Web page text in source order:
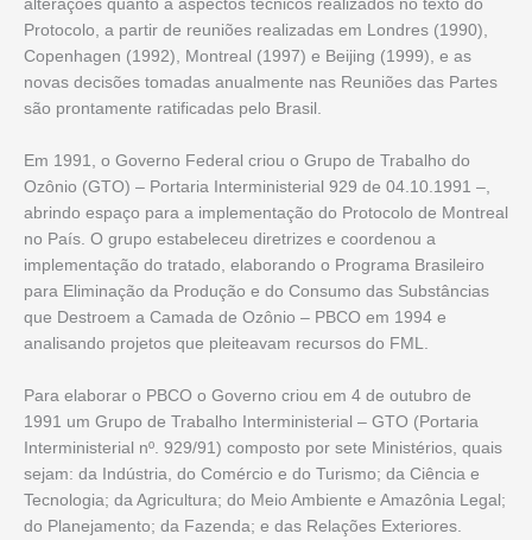
alterações quanto a aspectos técnicos realizados no texto do
Protocolo, a partir de reuniões realizadas em Londres (1990),
Copenhagen (1992), Montreal (1997) e Beijing (1999), e as
novas decisões tomadas anualmente nas Reuniões das Partes
são prontamente ratificadas pelo Brasil.
Em 1991, o Governo Federal criou o Grupo de Trabalho do
Ozônio (GTO) – Portaria Interministerial 929 de 04.10.1991 –,
abrindo espaço para a implementação do Protocolo de Montreal
no País. O grupo estabeleceu diretrizes e coordenou a
implementação do tratado, elaborando o Programa Brasileiro
para Eliminação da Produção e do Consumo das Substâncias
que Destroem a Camada de Ozônio – PBCO em 1994 e
analisando projetos que pleiteavam recursos do FML.
Para elaborar o PBCO o Governo criou em 4 de outubro de
1991 um Grupo de Trabalho Interministerial – GTO (Portaria
Interministerial nº. 929/91) composto por sete Ministérios, quais
sejam: da Indústria, do Comércio e do Turismo; da Ciência e
Tecnologia; da Agricultura; do Meio Ambiente e Amazônia Legal;
do Planejamento; da Fazenda; e das Relações Exteriores.